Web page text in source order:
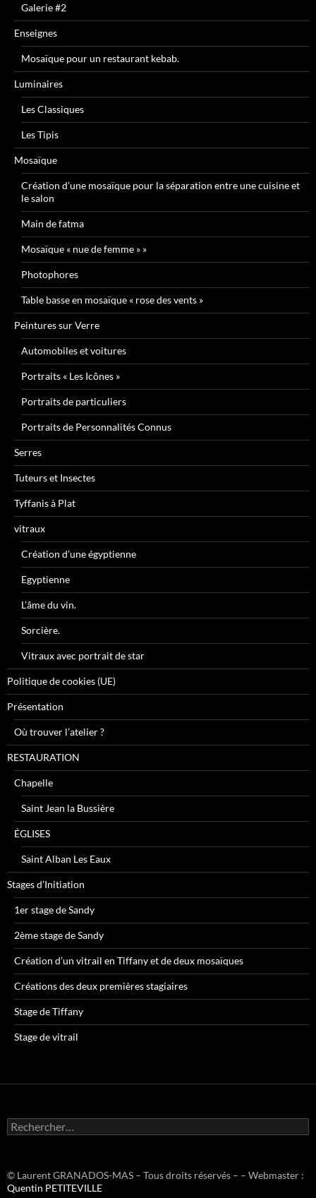
Galerie #2
Enseignes
Mosaïque pour un restaurant kebab.
Luminaires
Les Classiques
Les Tipis
Mosaïque
Création d’une mosaïque pour la séparation entre une cuisine et
le salon
Main de fatma
Mosaïque « nue de femme » »
Photophores
Table basse en mosaïque « rose des vents »
Peintures sur Verre
Automobiles et voitures
Portraits « Les Icônes »
Portraits de particuliers
Portraits de Personnalités Connus
Serres
Tuteurs et Insectes
Tyffanis à Plat
vitraux
Création d’une égyptienne
Egyptienne
L’âme du vin.
Sorcière.
Vitraux avec portrait de star
Politique de cookies (UE)
Présentation
Où trouver l’atelier ?
RESTAURATION
Chapelle
Saint Jean la Bussière
ÉGLISES
Saint Alban Les Eaux
Stages d’Initiation
1er stage de Sandy
2ème stage de Sandy
Création d’un vitrail en Tiffany et de deux mosaïques
Créations des deux premières stagiaires
Stage de Tiffany
Stage de vitrail
R
e
e
r
© Laurent GRANADOS-MAS – Tous droits réservés – – Webmaster :
Quentin PETITEVILLE